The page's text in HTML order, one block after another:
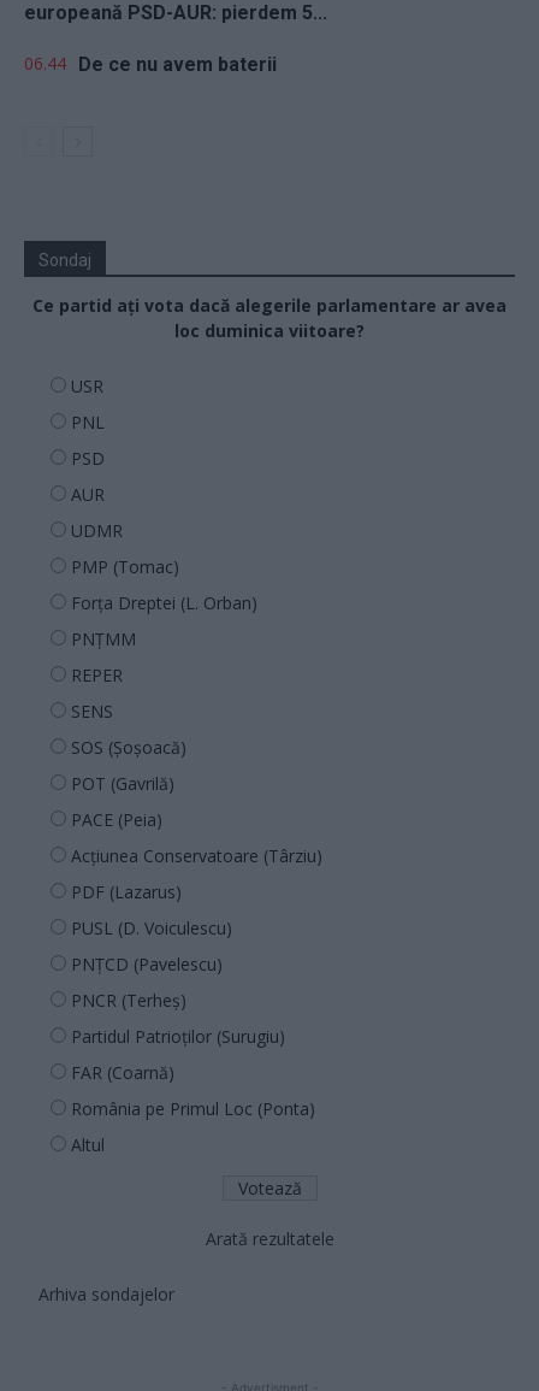
europeană PSD-AUR: pierdem 5...
06.44 De ce nu avem baterii
Sondaj
Ce partid ați vota dacă alegerile parlamentare ar avea
loc duminica viitoare?
USR
PNL
PSD
AUR
UDMR
PMP (Tomac)
Forța Dreptei (L. Orban)
PNȚMM
REPER
SENS
SOS (Șoșoacă)
POT (Gavrilă)
PACE (Peia)
Acțiunea Conservatoare (Târziu)
PDF (Lazarus)
PUSL (D. Voiculescu)
PNȚCD (Pavelescu)
PNCR (Terheș)
Partidul Patrioților (Surugiu)
FAR (Coarnă)
România pe Primul Loc (Ponta)
Altul
Arată rezultatele
Arhiva sondajelor
- Advertisment -